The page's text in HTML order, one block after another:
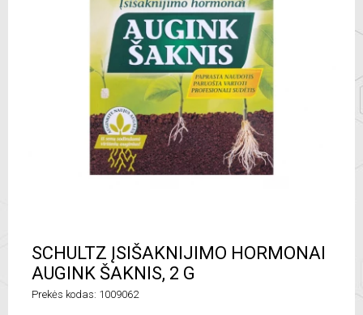
SCHULTZ ĮSIŠAKNIJIMO HORMONAI
AUGINK ŠAKNIS, 2 G
Prekės kodas: 1009062